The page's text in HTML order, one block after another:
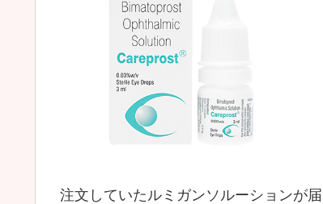
注文していたルミガンソルーションが届